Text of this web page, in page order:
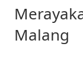
Malang